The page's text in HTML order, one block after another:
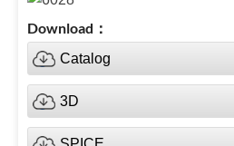
Catalog
3D